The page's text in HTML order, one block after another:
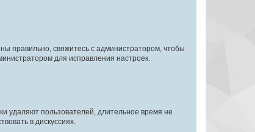
правильно, свяжитесь с администратором, чтобы
для исправления настроек.
удаляют пользователей, длительное время не
в дискуссиях.